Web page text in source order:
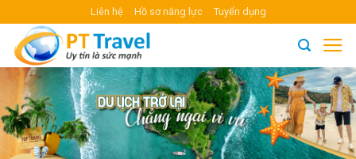
content
Liên hệ Hồ sơ năng lực Tuyển dụng